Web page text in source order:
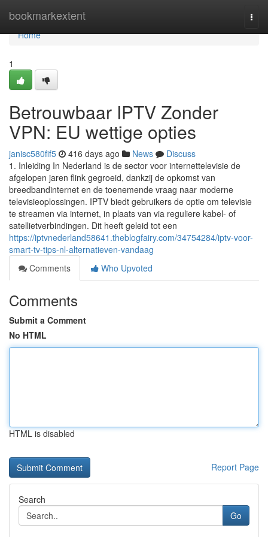
bookmarkextent
Home
Home
1
Betrouwbaar IPTV Zonder
VPN: EU wettige opties
janisc580fif5 416 days ago News
Discuss
1. Inleiding In Nederland is de sector voor internettelevisie de
afgelopen jaren flink gegroeid, dankzij de opkomst van
breedbandinternet en de toenemende vraag naar moderne
televisieoplossingen. IPTV biedt gebruikers de optie om televisie
te streamen via internet, in plaats van via reguliere kabel- of
satellietverbindingen. Dit heeft geleid tot een
https://iptvnederland58641.theblogfairy.com/34754284/iptv-voor-
smart-tv-tips-nl-alternatieven-vandaag
Comments
Who Upvoted
Comments
Submit a Comment
No HTML
HTML is disabled
Report Page
Search
Go